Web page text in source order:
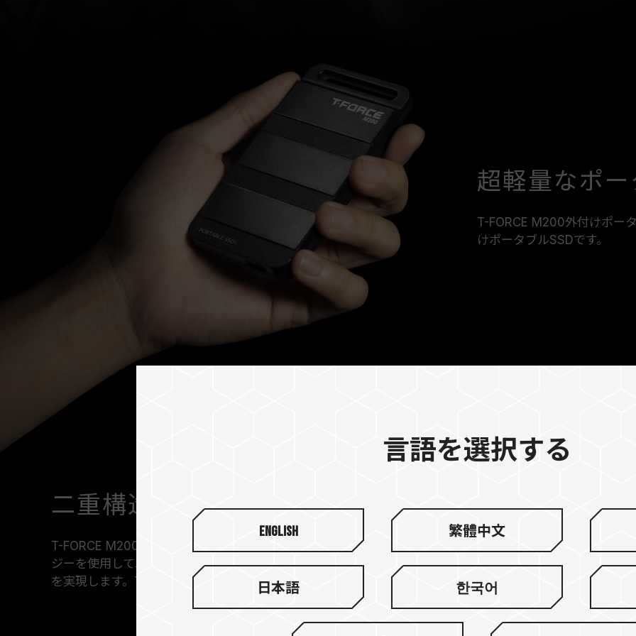
超軽量なポー
T-FORCE M200外付けポー
けポータブルSSDです。
二重構造による究極の冷却機能
T-FORCE M200は、特許を取得したTEAMGROUPのグラフェン冷却テクノロ
ジーを使用して二重金属構造に仕上げており、最高の冷却機能と安定した転送
を実現します。T-FORCE M200で超高速の転送速度を体感してください。
言語を選択する
English 繁體中文
日本語 한국어